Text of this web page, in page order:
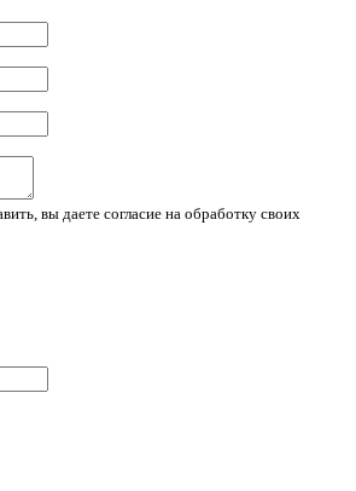
вы даете согласие на обработку своих